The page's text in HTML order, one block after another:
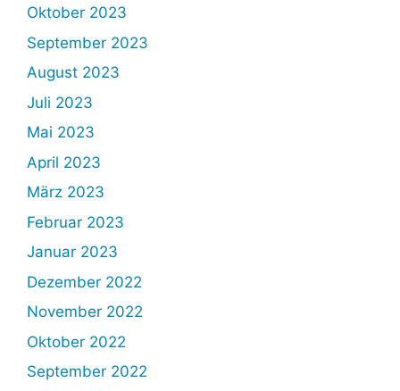
Oktober 2023
September 2023
August 2023
Juli 2023
Mai 2023
April 2023
März 2023
Februar 2023
Januar 2023
Dezember 2022
November 2022
Oktober 2022
September 2022